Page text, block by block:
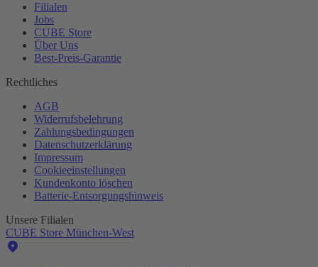
Filialen
Jobs
CUBE Store
Über Uns
Best-Preis-Garantie
Rechtliches
AGB
Widerrufsbelehrung
Zahlungsbedingungen
Datenschutzerklärung
Impressum
Cookieeinstellungen
Kundenkonto löschen
Batterie-Entsorgungshinweis
Unsere Filialen
CUBE Store München-West